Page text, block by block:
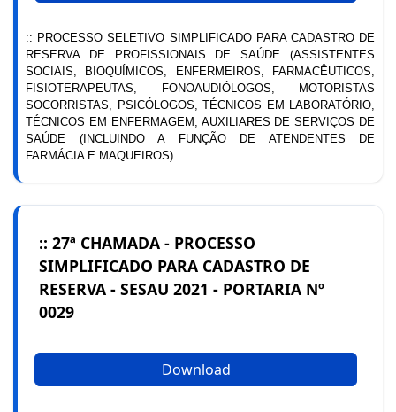
:: PROCESSO SELETIVO SIMPLIFICADO PARA CADASTRO DE
RESERVA DE PROFISSIONAIS DE SAÚDE (ASSISTENTES
SOCIAIS, BIOQUÍMICOS, ENFERMEIROS, FARMACÊUTICOS,
FISIOTERAPEUTAS, FONOAUDIÓLOGOS, MOTORISTAS
SOCORRISTAS, PSICÓLOGOS, TÉCNICOS EM LABORATÓRIO,
TÉCNICOS EM ENFERMAGEM, AUXILIARES DE SERVIÇOS DE
SAÚDE (INCLUINDO A FUNÇÃO DE ATENDENTES DE
FARMÁCIA E MAQUEIROS).
:: 27ª CHAMADA - PROCESSO
SIMPLIFICADO PARA CADASTRO DE
RESERVA - SESAU 2021 - PORTARIA Nº
0029
Download